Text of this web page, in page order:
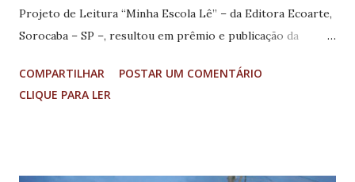
Projeto de Leitura “Minha Escola Lê” – da Editora Ecoarte,
Sorocaba – SP –, resultou em prêmio e publicação da
Daniela dos Reis Oliveira, 6º ano do Ensino Fundamental
dessa escola. Com o incentivo e apoio da coordenadora no
COMPARTILHAR
POSTAR UM COMENTÁRIO
CLIQUE PARA LER